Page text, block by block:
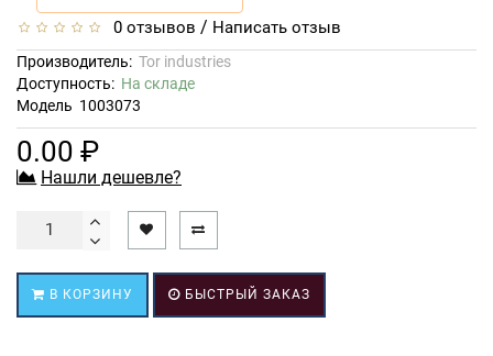
0 отзывов / Написать отзыв
Производитель: Tor industries
Доступность: На складе
Модель 1003073
0.00 ₽
Нашли дешевле?
В КОРЗИНУ БЫСТРЫЙ ЗАКАЗ